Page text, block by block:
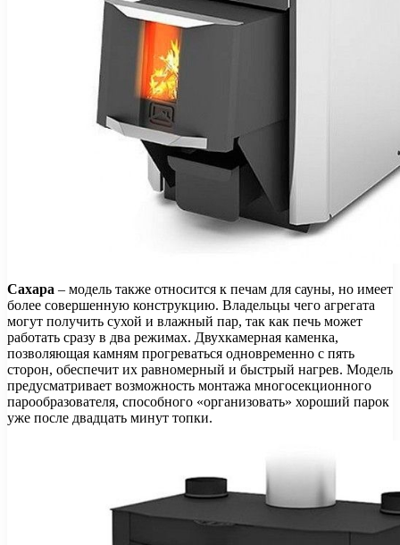
Сахара – модель также относится к печам для сауны, но имеет
более совершенную конструкцию. Владельцы чего агрегата
могут получить сухой и влажный пар, так как печь может
работать сразу в два режимах. Двухкамерная каменка,
позволяющая камням прогреваться одновременно с пять
сторон, обеспечит их равномерный и быстрый нагрев. Модель
предусматривает возможность монтажа многосекционного
парообразователя, способного «организовать» хороший парок
уже после двадцать минут топки.